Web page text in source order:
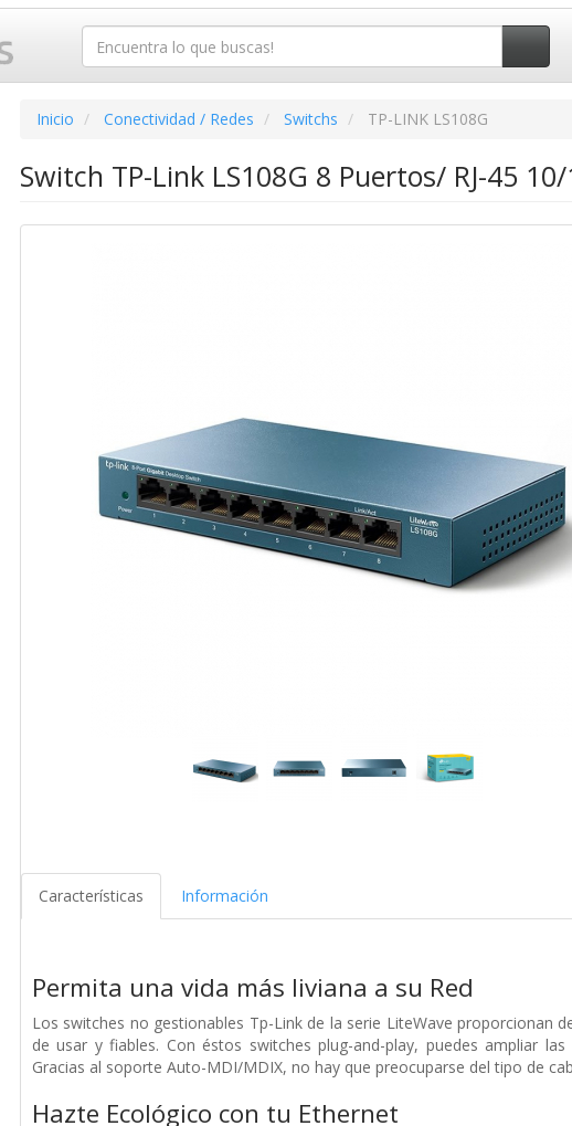
Inicio Conectividad / Redes Switchs TP-LINK LS108G
Switch TP-Link LS108G 8 Puertos/ RJ-45
Características Información
Permita una vida más liviana a su Red
Los switches no gestionables Tp-Link de la serie LiteWave proporcionan
de usar y fiables. Con éstos switches plug-and-play, puedes ampliar
Gracias al soporte Auto-MDI/MDIX, no hay que preocuparse del tipo de
Hazte Ecológico con tu Ethernet